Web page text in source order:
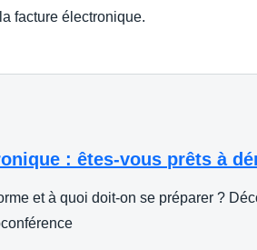
facture électronique.
: êtes-vous prêts à
et à quoi doit-on se préparer ?